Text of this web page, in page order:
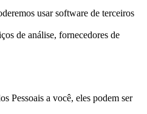
usar software de terceiros
de análise, fornecedores de
Pessoais a você, eles podem ser